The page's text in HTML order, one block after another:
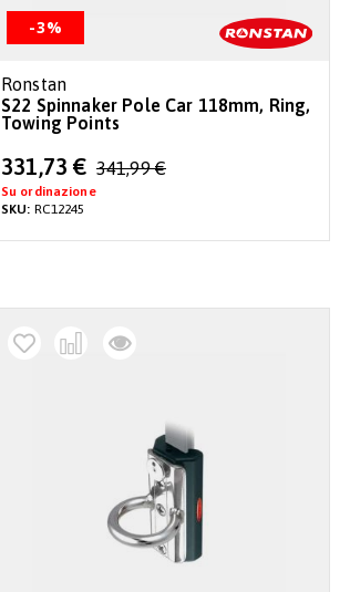
-3%
Ronstan
S22 Spinnaker Pole Car 118mm, Ring,
Towing Points
Special
Price
331,73 € 341,99 €
Su ordinazione
SKU: RC12245